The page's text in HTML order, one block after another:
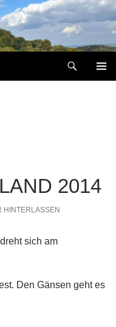
2014
HINTERLASSEN
sich am
Den Gänsen geht es